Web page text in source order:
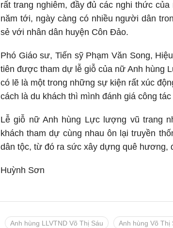
rất trang nghiêm, đầy đủ các nghi thức
năm tới, ngày càng có nhiều người dân
sẻ với nhân dân huyện Côn Đảo.
Phó Giáo sư, Tiến sỹ Phạm Văn Song,
tiên được tham dự lễ giỗ của nữ Anh hùng
có lẽ là một trong những sự kiện rất xúc
cách là du khách thì mình đánh giá công
Lễ giỗ nữ Anh hùng Lực lượng vũ trang
khách tham dự cùng nhau ôn lại truyền
dân tộc, từ đó ra sức xây dựng quê hương,
Huỳnh Sơn
Anh hùng LLVTND Võ Thị Sáu Anh hùng Võ Thị